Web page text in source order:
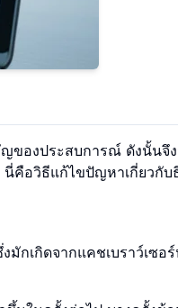
ของประสบการณ์ ดังนั้นจึ
คือวิธีแก้ไขปัญหาเกี่ยวกับ
กเกิดจากแคชเบราว์เซอ